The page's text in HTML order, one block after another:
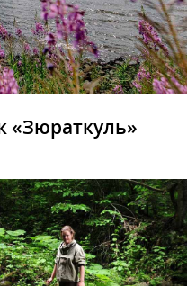
«Зюраткуль»